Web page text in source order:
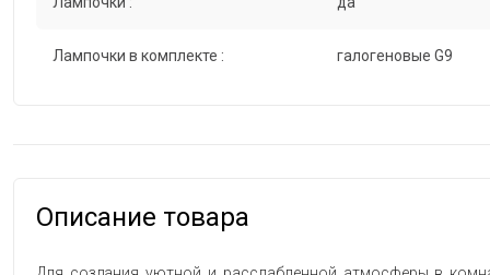
Лампочки в комплекте : галогеновые G9
Описание товара